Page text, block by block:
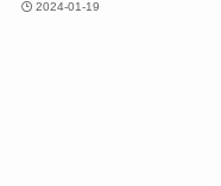
2024-01-19